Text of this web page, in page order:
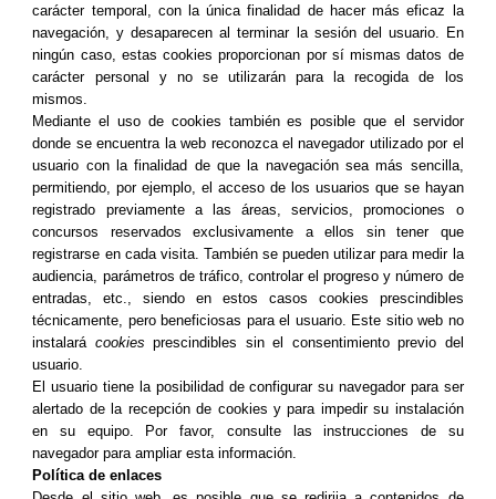
carácter temporal, con la única finalidad de hacer más eficaz la
navegación, y desaparecen al terminar la sesión del usuario. En
ningún caso, estas cookies proporcionan por sí mismas datos de
carácter personal y no se utilizarán para la recogida de los
mismos.
Mediante el uso de cookies también es posible que el servidor
donde se encuentra la web reconozca el navegador utilizado por el
usuario con la finalidad de que la navegación sea más sencilla,
permitiendo, por ejemplo, el acceso de los usuarios que se hayan
registrado previamente a las áreas, servicios, promociones o
concursos reservados exclusivamente a ellos sin tener que
registrarse en cada visita. También se pueden utilizar para medir la
audiencia, parámetros de tráfico, controlar el progreso y número de
entradas, etc., siendo en estos casos cookies prescindibles
técnicamente, pero beneficiosas para el usuario. Este sitio web no
instalará cookies prescindibles sin el consentimiento previo del
usuario.
El usuario tiene la posibilidad de configurar su navegador para ser
alertado de la recepción de cookies y para impedir su instalación
en su equipo. Por favor, consulte las instrucciones de su
navegador para ampliar esta información.
Política de enlaces